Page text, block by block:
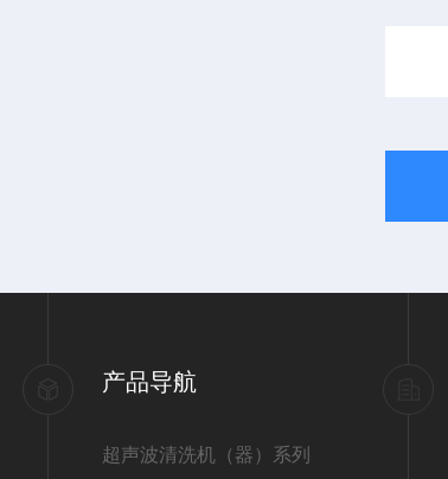
产品导航
超声波清洗机（器）系列